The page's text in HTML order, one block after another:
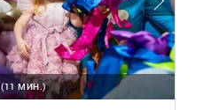
(11 МИН.)